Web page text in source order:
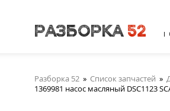
Разборка 52 » Список запчастей »
1369981 насос масляный DSC1123